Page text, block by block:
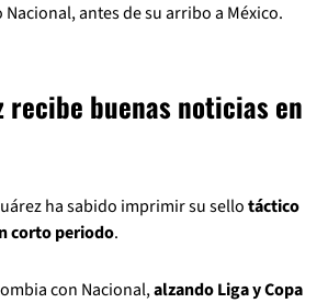
antes de su arribo a México.
recibe buenas noticias en
ha sabido imprimir su sellotáctico
corto periodo.
con Nacional,alzando Liga y Copa